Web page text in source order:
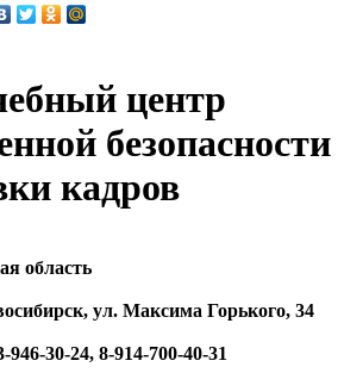
центр
безопасности
кадров
область
ул. Максима Горького, 34
946-30-24, 8-914-700-40-31